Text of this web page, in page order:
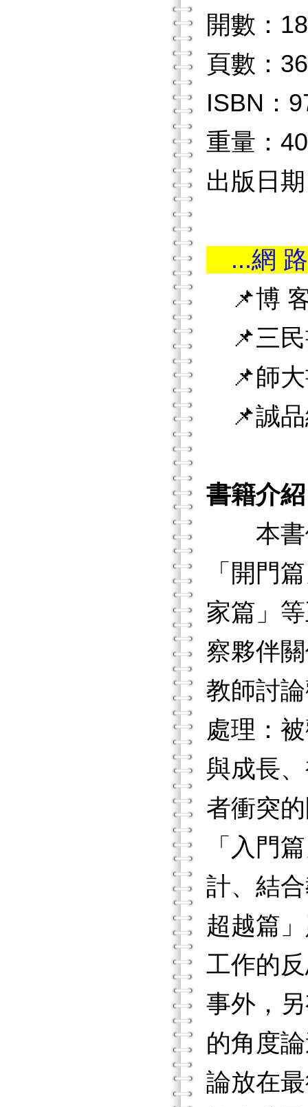
開數：18
頁數：
ISBN：
重量：
出版日
...網
📌博
📌三民
📌師大
📌誠品
書籍介紹
本書依
「開門
家篇」
察夥伴
教師討
處理：
與成長
者衝突
「入門
計、結
超越篇
工作的
事外，
的角度
論放在